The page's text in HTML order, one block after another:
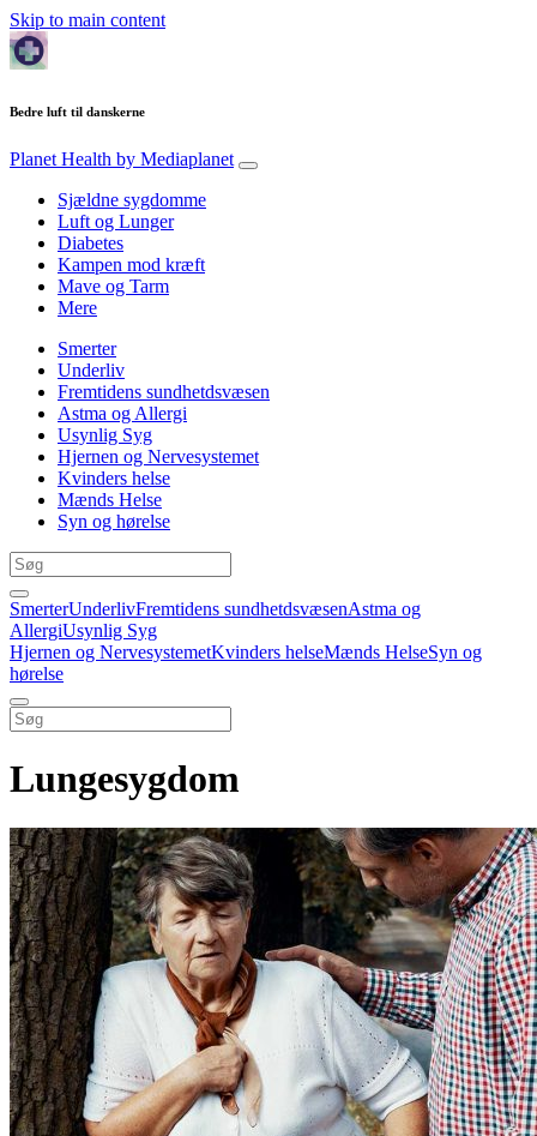
Skip to main content
Bedre luft til danskerne
Planet Health by Mediaplanet
Sjældne sygdomme
Luft og Lunger
Diabetes
Kampen mod kræft
Mave og Tarm
Mere
Smerter
Underliv
Fremtidens sundhetdsvæsen
Astma og Allergi
Usynlig Syg
Hjernen og Nervesystemet
Kvinders helse
Mænds Helse
Syn og hørelse
SmerterUnderlivFremtidens sundhetdsvæsenAstma og
AllergiUsynlig Syg
Hjernen og NervesystemetKvinders helseMænds HelseSyn og
hørelse
Lungesygdom